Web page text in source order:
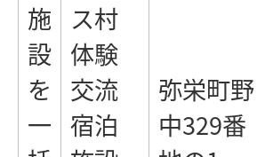
施
設
を
一
ス村
体験
交流
宿泊
弥栄町野
中329番